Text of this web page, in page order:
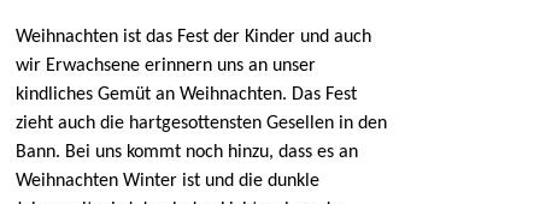
Weihnachten ist das Fest der Kinder und auch
wir Erwachsene erinnern uns an unser
kindliches Gemüt an Weihnachten. Das Fest
zieht auch die hartgesottensten Gesellen in den
Bann. Bei uns kommt noch hinzu, dass es an
Weihnachten Winter ist und die dunkle